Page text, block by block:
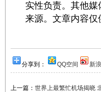
实性负责。其他
来源。文章内容仅
分享到： QQ空间 新
上一篇： 世界上最繁忙机场揭晓